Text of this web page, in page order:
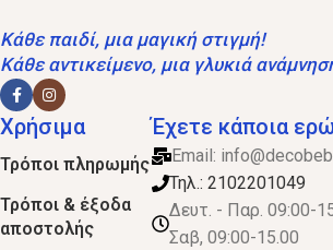
Κάθε παιδί, μια μαγική στιγμή!
Κάθε αντικείμενο, μια γλυκιά
Χρήσιμα
Τρόποι πληρωμής
Τρόποι & έξοδα
αποστολής
Έχετε κάποια
Email:
Τηλ.: 2102201049
Δευτ. - Παρ. 09:00-
Σαβ, 09:00-15.00